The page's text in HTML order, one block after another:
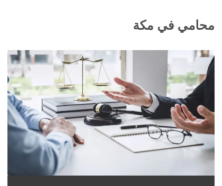
محامي في مكة